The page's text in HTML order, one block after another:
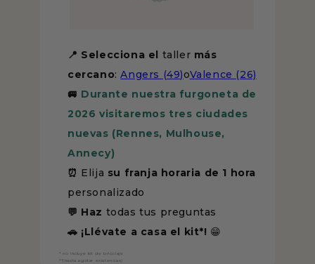
📍 Selecciona el taller más
cercano:Angers (49)oValence (26)
🚐 Durante nuestra furgoneta de
2026 visitaremos tres ciudades
nuevas (Rennes, Mulhouse,
Annecy)
⏰ Elija su franja horaria de 1 hora
personalizado
💬 Haz todas tus preguntas
🚗 ¡Llévate a casa el kit*! 😁
* no incluye kit de bricolaje
**(hasta agotar existencias)